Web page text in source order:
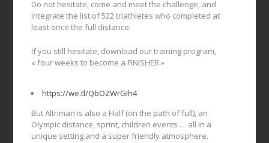
Do not hesitate, come and meet the challenge, and
integrate the list of 522 triathletes who completed at
least once the full distance.
If you still hesitate, download our training program,
« four weeks to become a FINISHER »
https://we.tl/QbOZWrGIh4
But Altriman is also a Half (on the path of full), an
Olympic distance, sprint, children events … all in a
unique setting and a super friendly atmosphere.